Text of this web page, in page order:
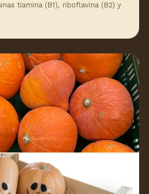
tiamina (B1), riboflavina (B2) y